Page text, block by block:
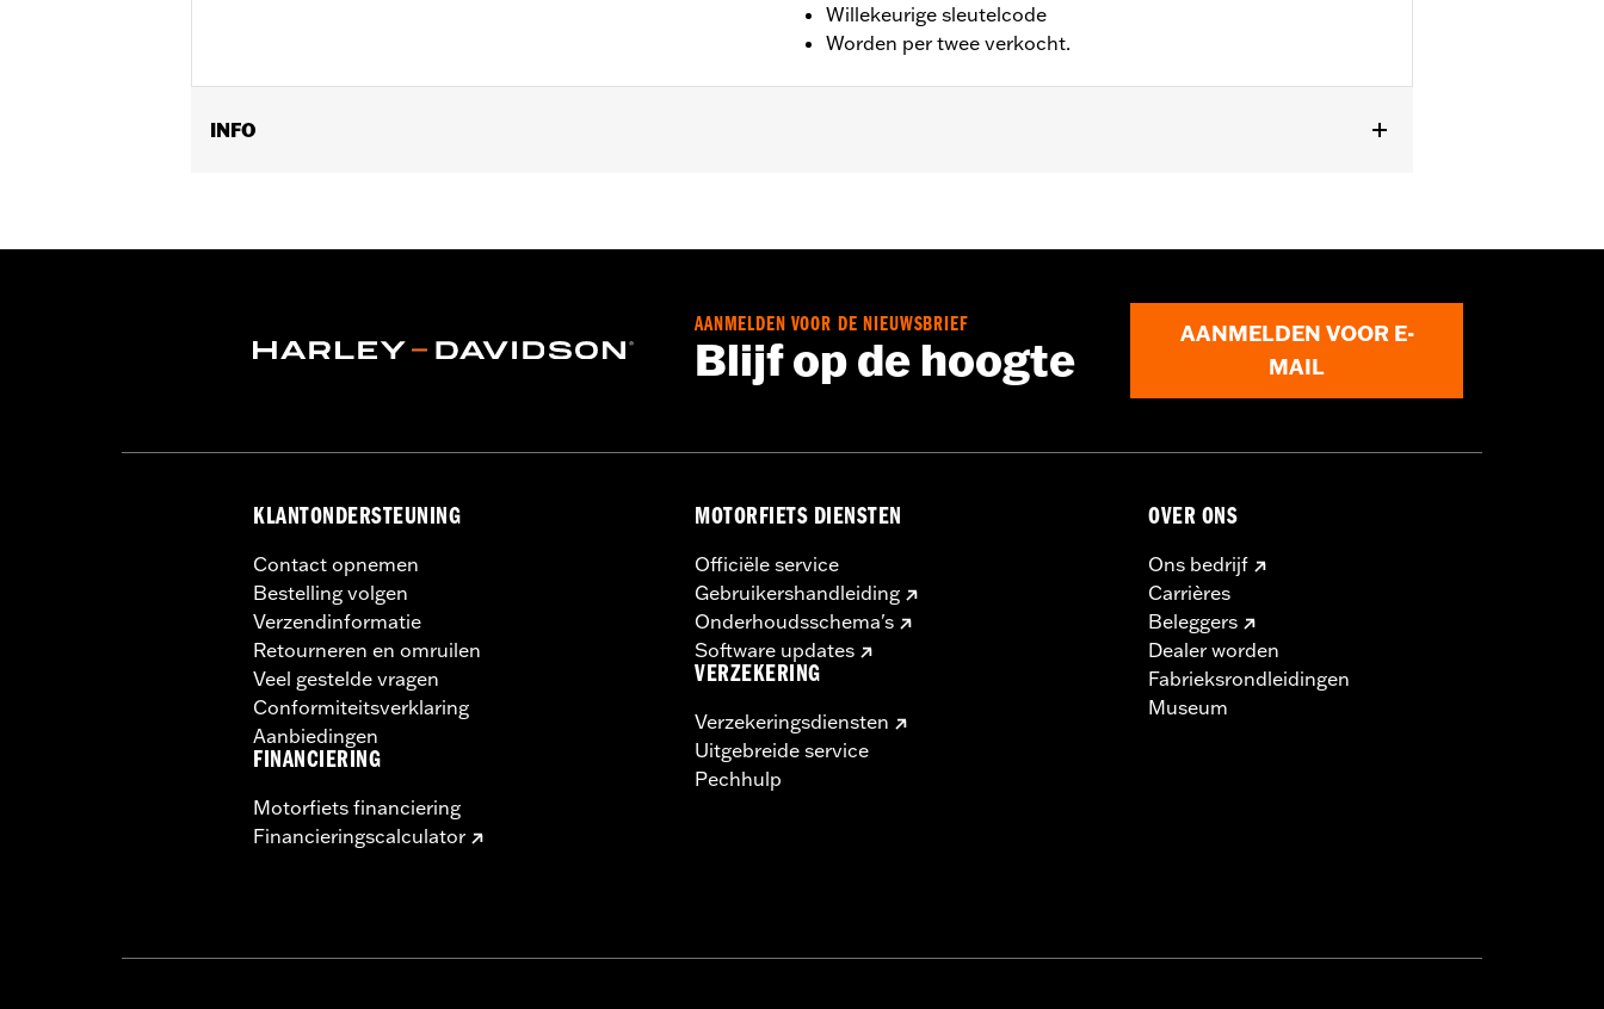
Willekeurige sleutelcode
Worden per twee verkocht.
INFO
Vergrendelen:Ja
AANMELDEN VOOR DE NIEUWSBRIEF
Blijf op de hoogte
AANMELDEN VOOR E-
MAIL
KLANTONDERSTEUNING
Contact opnemen
Bestelling volgen
Verzendinformatie
Retourneren en omruilen
Veel gestelde vragen
Conformiteitsverklaring
Aanbiedingen
FINANCIERING
Motorfiets financiering
Financieringscalculator
MOTORFIETS DIENSTEN
Officiële service
Gebruikershandleiding
Onderhoudsschema's
Software updates
VERZEKERING
Verzekeringsdiensten
Uitgebreide service
Pechhulp
OVER ONS
Ons bedrijf
Carrières
Beleggers
Dealer worden
Fabrieksrondleidingen
Museum